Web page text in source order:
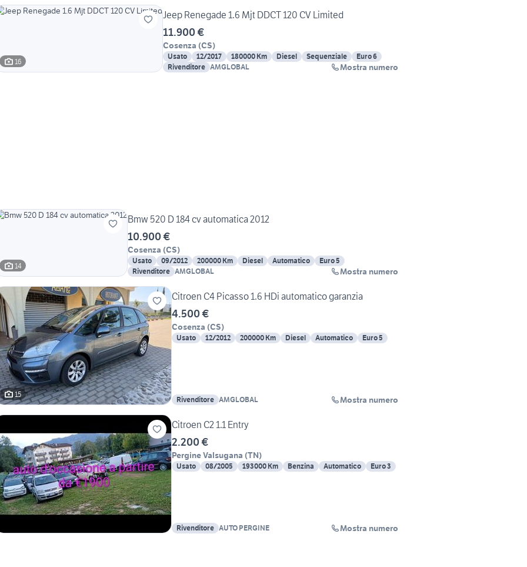
16
Jeep Renegade 1.6 Mjt DDCT 120 CV Limited
11.900 €
Cosenza (CS)
Usato 12/2017 180000 Km Diesel Sequenziale
Euro 6
Rivenditore AMGLOBAL Mostra numero
14
Bmw 520 D 184 cv automatica 2012
10.900 €
Cosenza (CS)
Usato 09/2012 200000 Km Diesel Automatico
Euro 5
Rivenditore AMGLOBAL Mostra numero
15
Citroen C4 Picasso 1.6 HDi automatico garanzia
4.500 €
Cosenza (CS)
Usato 12/2012 200000 Km Diesel Automatico Euro 5
Rivenditore AMGLOBAL Mostra numero
Citroen C2 1.1 Entry
2.200 €
Pergine Valsugana (TN)
Usato 08/2005 193000 Km Benzina Automatico Euro 3
Rivenditore AUTO PERGINE Mostra numero